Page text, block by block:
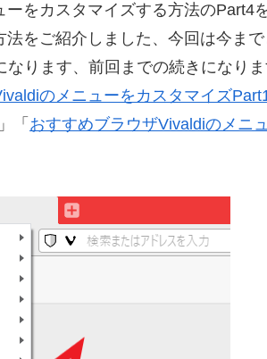
をカスタマイズする方法のPart4
をご紹介しました、今回は今ま
ります、前回までの続きになり
のメニューをカスタマイズ
」「 おすすめブラウザVivaldiのメニ